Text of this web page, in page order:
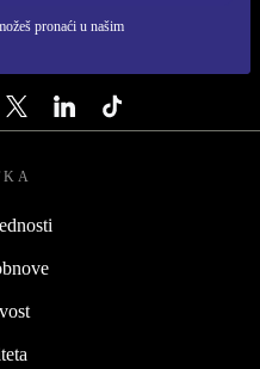
pronaći u našim